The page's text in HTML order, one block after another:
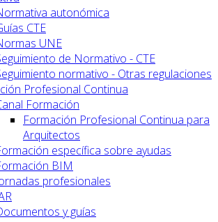
autonómica
CTE
UNE
de Normativo - CTE
normativo - Otras regulaciones
Profesional Continua
Formación
Formación Profesional Continua para
Arquitectos
específica sobre ayudas
BIM
profesionales
y guías